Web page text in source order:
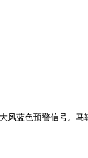
风蓝色预警信号。